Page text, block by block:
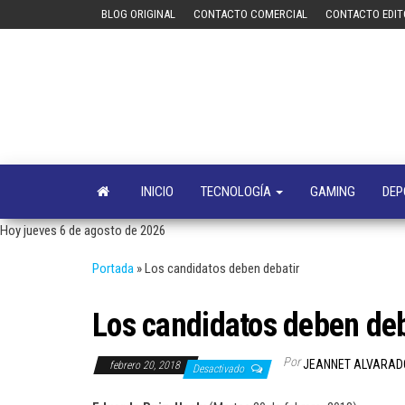
BLOG ORIGINAL CONTACTO COMERCIAL CONTACTO
INICIO TECNOLOGÍA GAMING
Hoy jueves 6 de agosto de 2026
Portada »Los candidatos deben debatir
Los candidatos deben
febrero 20, 2018 Desactivado PorJEANNET